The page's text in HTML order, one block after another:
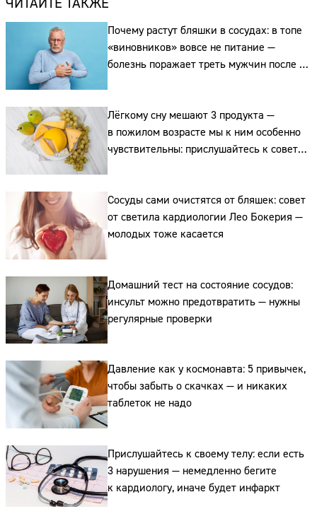
Почему растут бляшки в сосудах: в топе
«виновников» вовсе не питание —
болезнь поражает треть мужчин после 45
Лёгкому сну мешают 3 продукта —
в пожилом возрасте мы к ним особенно
чувствительны: прислушайтесь к советам
Сосуды сами очистятся от бляшек: совет
от светила кардиологии Лео Бокерия —
молодых тоже касается
Домашний тест на состояние сосудов:
инсульт можно предотвратить — нужны
регулярные проверки
Давление как у космонавта: 5 привычек,
чтобы забыть о скачках — и никаких
таблеток не надо
Прислушайтесь к своему телу: если есть
3 нарушения — немедленно бегите
к кардиологу, иначе будет инфаркт
Адрес:
Телефон: